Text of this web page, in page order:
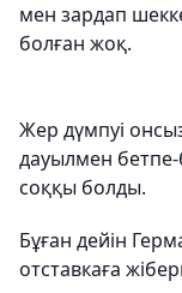
мен зардап
болған жоқ.
Жер дүмпуі
дауылмен бетпе-
соққы болды.
Бұған дейін
отставкаға